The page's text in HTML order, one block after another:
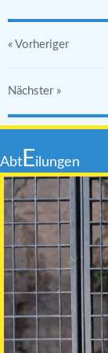
« Vorheriger
Nächster »
Abt Eilungen